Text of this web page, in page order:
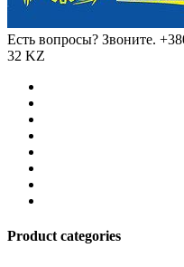
Есть вопросы? Звоните.
32 KZ
Product categories